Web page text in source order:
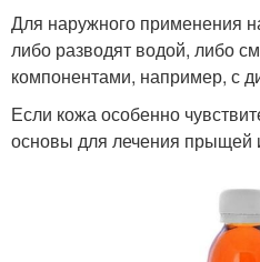
Для наружного применения
либо разводят водой, либо
компонентами, например, с
Если кожа особенно
основы для лечения прыщей